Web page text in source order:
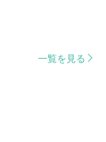
一覧を見る